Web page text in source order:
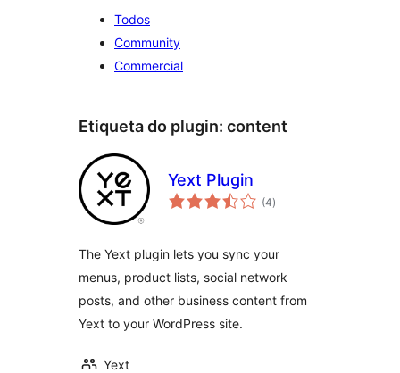
Todos
Community
Commercial
Etiqueta do plugin: content
Yext Plugin
(4valoracións
totais
)
The Yext plugin lets you sync your
menus, product lists, social network
posts, and other business content from
Yext to your WordPress site.
Yext